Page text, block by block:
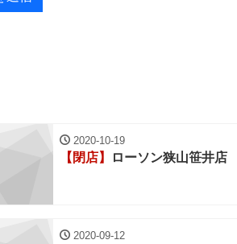
2020-10-19
【閉店】 ローソン狭山笹井店
2020-09-12